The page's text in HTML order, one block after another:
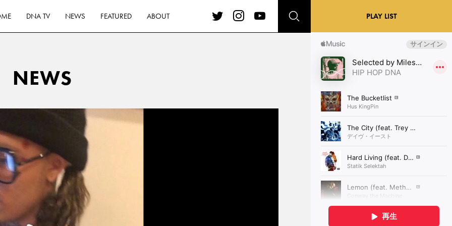
DNA TV NEWS FEATURED ABOUT
NEWS
PLAY LIST